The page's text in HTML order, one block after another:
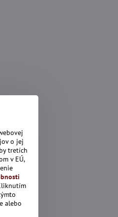
o jej
tretích
v EÚ,
alebo